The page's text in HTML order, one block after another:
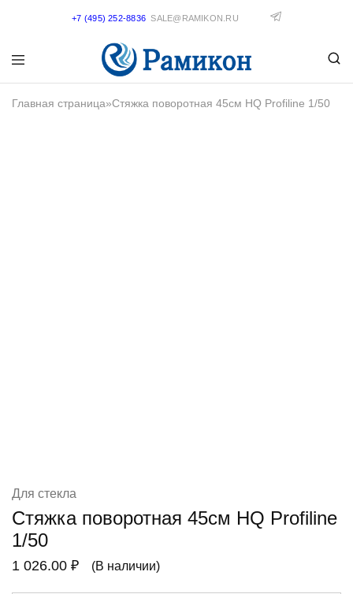
+7 (495) 252-8836 SALE@RAMIKON.RU
Главная страница»Стяжка поворотная 45см HQ Profiline 1/50
Для стекла
Стяжка поворотная 45см HQ Profiline
1/50
1 026.00 ₽ (В наличии)